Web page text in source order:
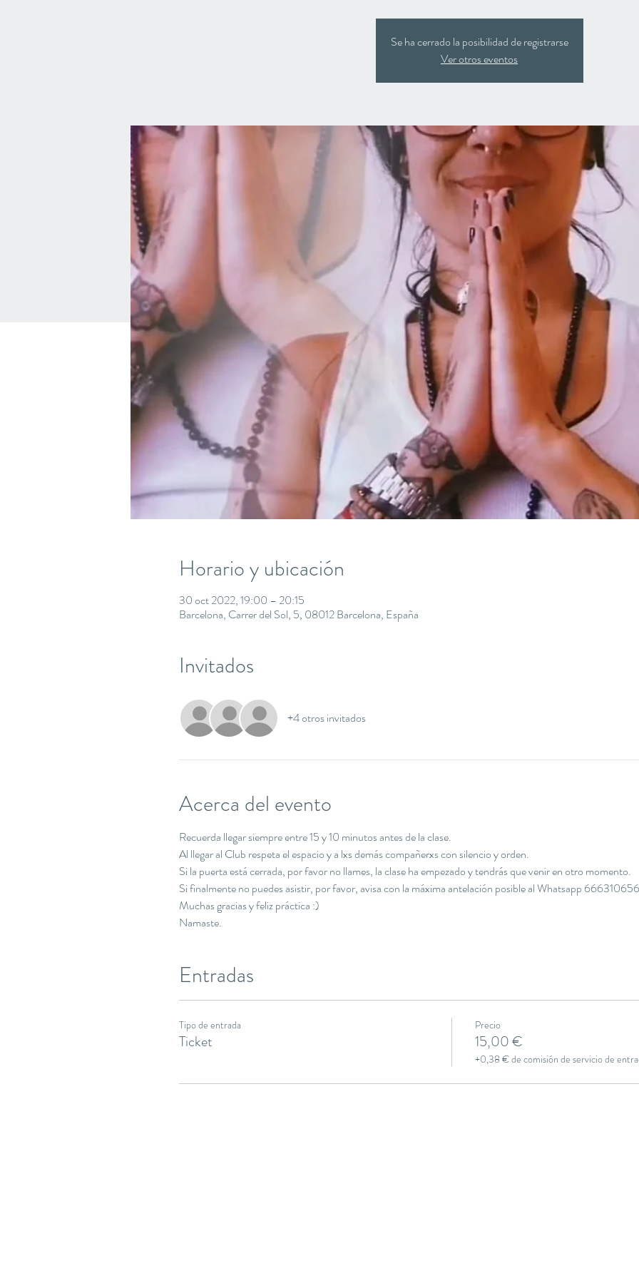
Se ha cerrado la posibilidad de registrarse
Ver otros eventos
Horario y ubicación
30 oct 2022, 19:00 – 20:15
Barcelona, Carrer del Sol, 5, 08012 Barcelona, España
Invitados
+4 otros invitados
Acerca del evento
Recuerda llegar siempre entre 15 y 10 minutos antes de la clase.
Al llegar al Club respeta el espacio y a lxs demás compañerxs con silencio y orden.
Si la puerta está cerrada, por favor no llames, la clase ha empezado y tendrás que venir en otro momento.
Si finalmente no puedes asistir, por favor, avisa con la máxima antelación posible al Whatsapp
Muchas gracias y feliz práctica :)
Namaste.
Entradas
Tipo de entrada
Ticket
Precio
15,00 €
+0,38 € de comisión de servicio de